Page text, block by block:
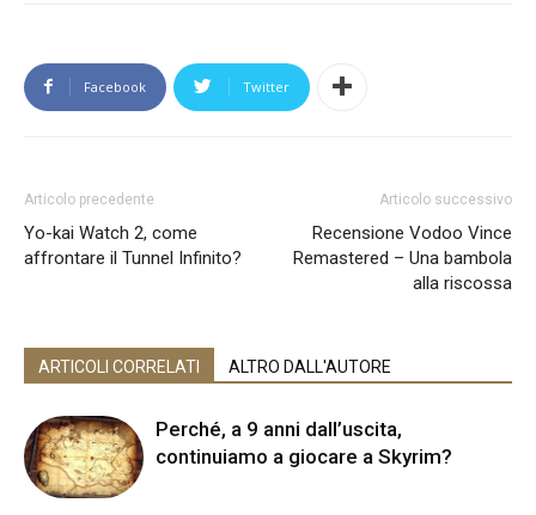
Facebook Twitter
Articolo precedente
Yo-kai Watch 2, come
affrontare il Tunnel Infinito?
Articolo successivo
Recensione Vodoo Vince
Remastered – Una bambola
alla riscossa
ARTICOLI CORRELATI ALTRO DALL'AUTORE
Perché, a 9 anni dall’uscita,
continuiamo a giocare a Skyrim?